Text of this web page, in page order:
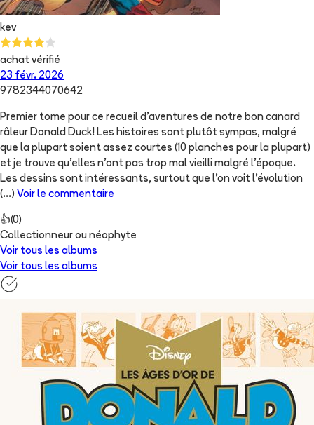
kev
achat vérifié
23 févr. 2026
9782344070642
Premier tome pour ce recueil d'aventures de notre bon canard
râleur Donald Duck! Les histoires sont plutôt sympas, malgré
que la plupart soient assez courtes (10 planches pour la plupart)
et je trouve qu'elles n'ont pas trop mal vieilli malgré l'époque.
Les dessins sont intéressants, surtout que l'on voit l'évolution
(...) Voir le commentaire
👍(0)
Collectionneur ou néophyte
Voir tous les albums
Voir tous les albums